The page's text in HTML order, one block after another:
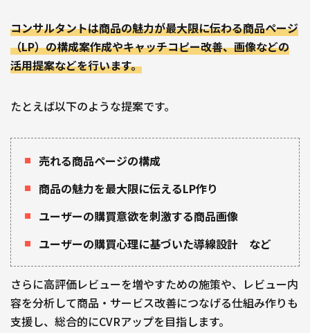
コンサルタントは商品の魅力が最大限に伝わる商品ページ
（LP）の構成案作成やキャッチコピー改善、画像などの
活用提案などを行います。
たとえば以下のような提案です。
売れる商品ページの構成
商品の魅力を最大限に伝えるLP作り
ユーザーの購買意欲を刺激する商品画像
ユーザーの購買心理に基づいた導線設計 など
さらに高評価レビューを増やすための施策や、レビュー内
容を分析して商品・サービス改善につなげる仕組み作りも
支援し、総合的にCVRアップを目指します。